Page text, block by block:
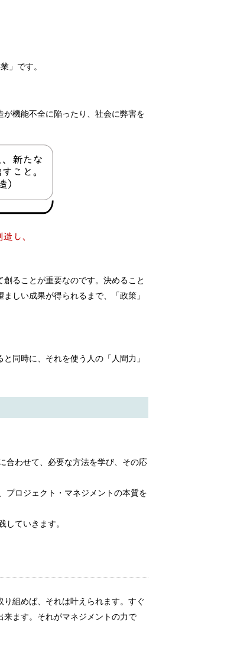
」です。
機能不全に陥ったり、社会に弊害を
ることが重要なのです。決めること
しい成果が得られるまで、「政策」
同時に、それを使う人の「人間力」
合わせて、必要な方法を学び、その応
プロジェクト・マネジメントの本質を
ていきます。
組めば、それは叶えられます。すぐ
ます。それがマネジメントの力で